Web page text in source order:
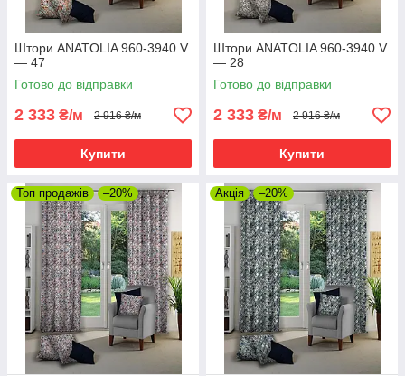
Штори ANATOLIA 960-3940 V
— 47
Готово до відправки
2 333 ₴/м 2 916 ₴/м
Купити
Штори ANATOLIA 960-3940 V
— 28
Готово до відправки
2 333 ₴/м 2 916 ₴/м
Купити
Топ продажів –20% Акція –20%